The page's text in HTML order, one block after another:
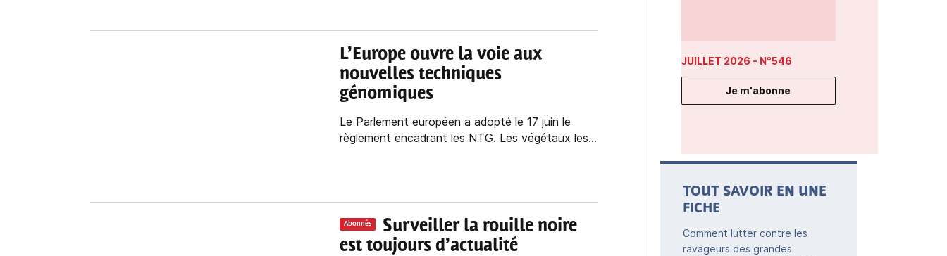
L’Europe ouvre la voie aux
nouvelles techniques
génomiques
Le Parlement européen a adopté le 17 juin le
règlement encadrant les NTG. Les végétaux les...
Abonnés
Surveiller la rouille noire
est toujours d’actualité
JUILLET 2026 - N°546
Je m'abonne
TOUT SAVOIR EN UNE
FICHE
Comment lutter contre les
ravageurs des grandes